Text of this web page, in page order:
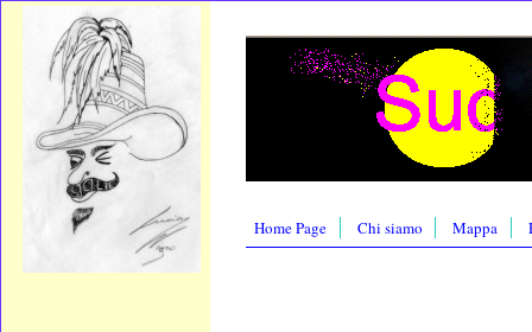
Home Page Chi siamo Mappa